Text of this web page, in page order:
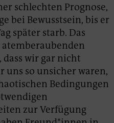
schlechten Prognose,
bei Bewusstsein, bis er
später starb. Das
wir gar nicht
uns so unsicher waren,
Bedingungen
zur Verfügung